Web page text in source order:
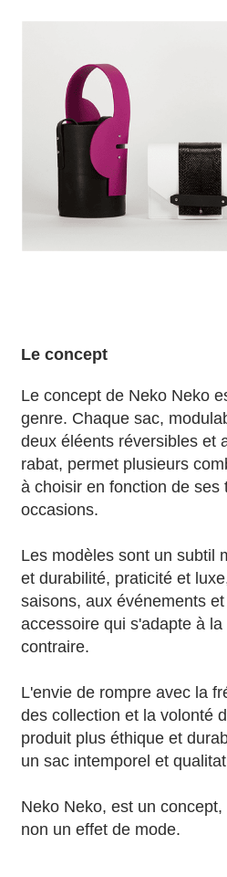
Le concept
Le concept de Neko Neko
genre. Chaque sac,
deux éléents réversibles et
rabat, permet plusieurs
à choisir en fonction de ses
occasions.
Les modèles sont un subtil
et durabilité, praticité et
saisons, aux événements
accessoire qui s'adapte à
contraire.
L'envie de rompre avec la
des collection et la volonté
produit plus éthique et
un sac intemporel et
Neko Neko, est un
non un effet de mode.